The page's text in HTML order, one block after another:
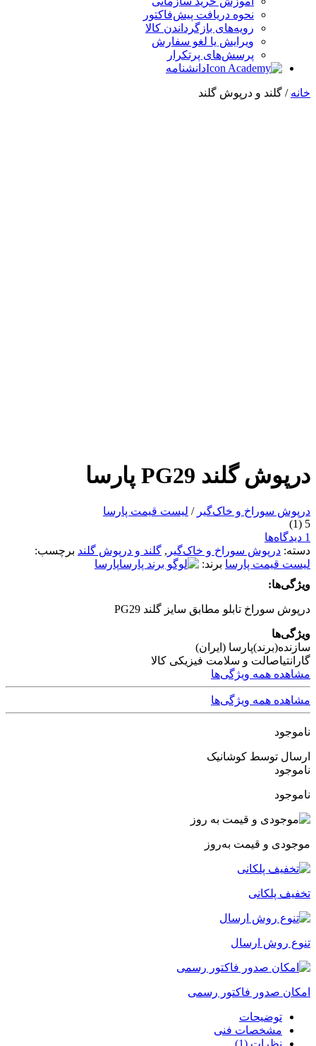
نحوه دریافت پیش‌فاکتور
رویه‌های بازگرداندن کالا
ویرایش یا لغو سفارش
پرسش‌های پرتکرار
دانشنامه
خانه / گلند و درپوش گلند
درپوش گلند PG29 پارسا
درپوش سوراخ و خاک‌گیر / لیست قیمت پارسا
5
(1)
1 دیدگاه‌ها
دسته: درپوش سوراخ و خاک‌گیر , گلند و درپوش گلند برچسب:
لیست قیمت پارسا برند:
پارسا
ویژگی‌ها:
درپوش سوراخ تابلو مطابق سایز گلند PG29
ویژگی‌ها
سازنده(برند)پارسا (ایران)
گارانتیاصالت و سلامت فیزیکی کالا
مشاهده همه ویژگی‌ها
مشاهده همه ویژگی‌ها
ناموجود
ارسال توسط کوشانیک
ناموجود
ناموجود
موجودی و قیمت به‌روز
تخفیف پلکانی
تنوع روش ارسال
امکان صدور فاکتور رسمی
توضیحات
مشخصات فنی
نظرات (1)